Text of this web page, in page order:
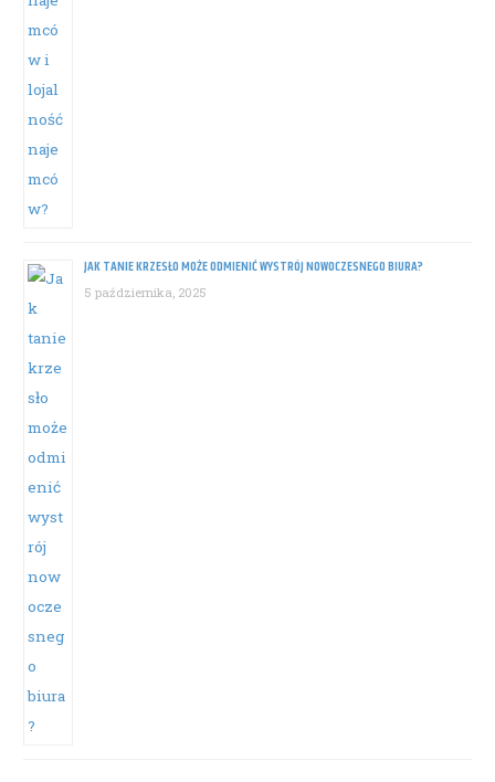
JAK TANIE KRZESŁO MOŻE ODMIENIĆ WYSTRÓJ NOWOCZESNEGO BIURA?
5 października, 2025